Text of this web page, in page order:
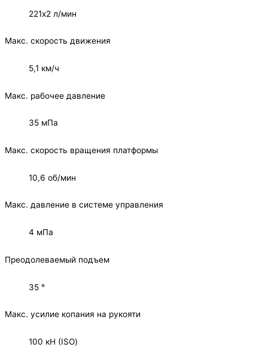
221х2 л/мин
Макс. скорость движения
5,1 км/ч
Макс. рабочее давление
35 мПа
Макс. скорость вращения платформы
10,6 об/мин
Макс. давление в системе управления
4 мПа
Преодолеваемый подъем
35 °
Макс. усилие копания на рукояти
100 кН (ISO)